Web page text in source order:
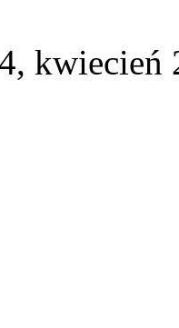
kwiecień